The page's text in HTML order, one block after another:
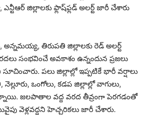
ఎన్టీఆర్‌ జిల్లాలకు ఫ్లాష్‌ఫ్లడ్ అలర్ట్ జారీ చేశారు
అన్నమయ్య, తిరుపతి జిల్లాలకు రెడ్ అలర్ట్
సంభవించే అవకాశం ఉన్నందున ప్రజలు
పలు జిల్లాల్లో ఇప్పటికే భారీ వర్షాలు
ఒంగోలు, కడప జిల్లాల్లో వాగులు,
జలపాతాల వద్ద వరద తీవ్రంగా పెరగడంతో
వెళ్లవద్దని హెచ్చరికలు జారీ చేశారు.